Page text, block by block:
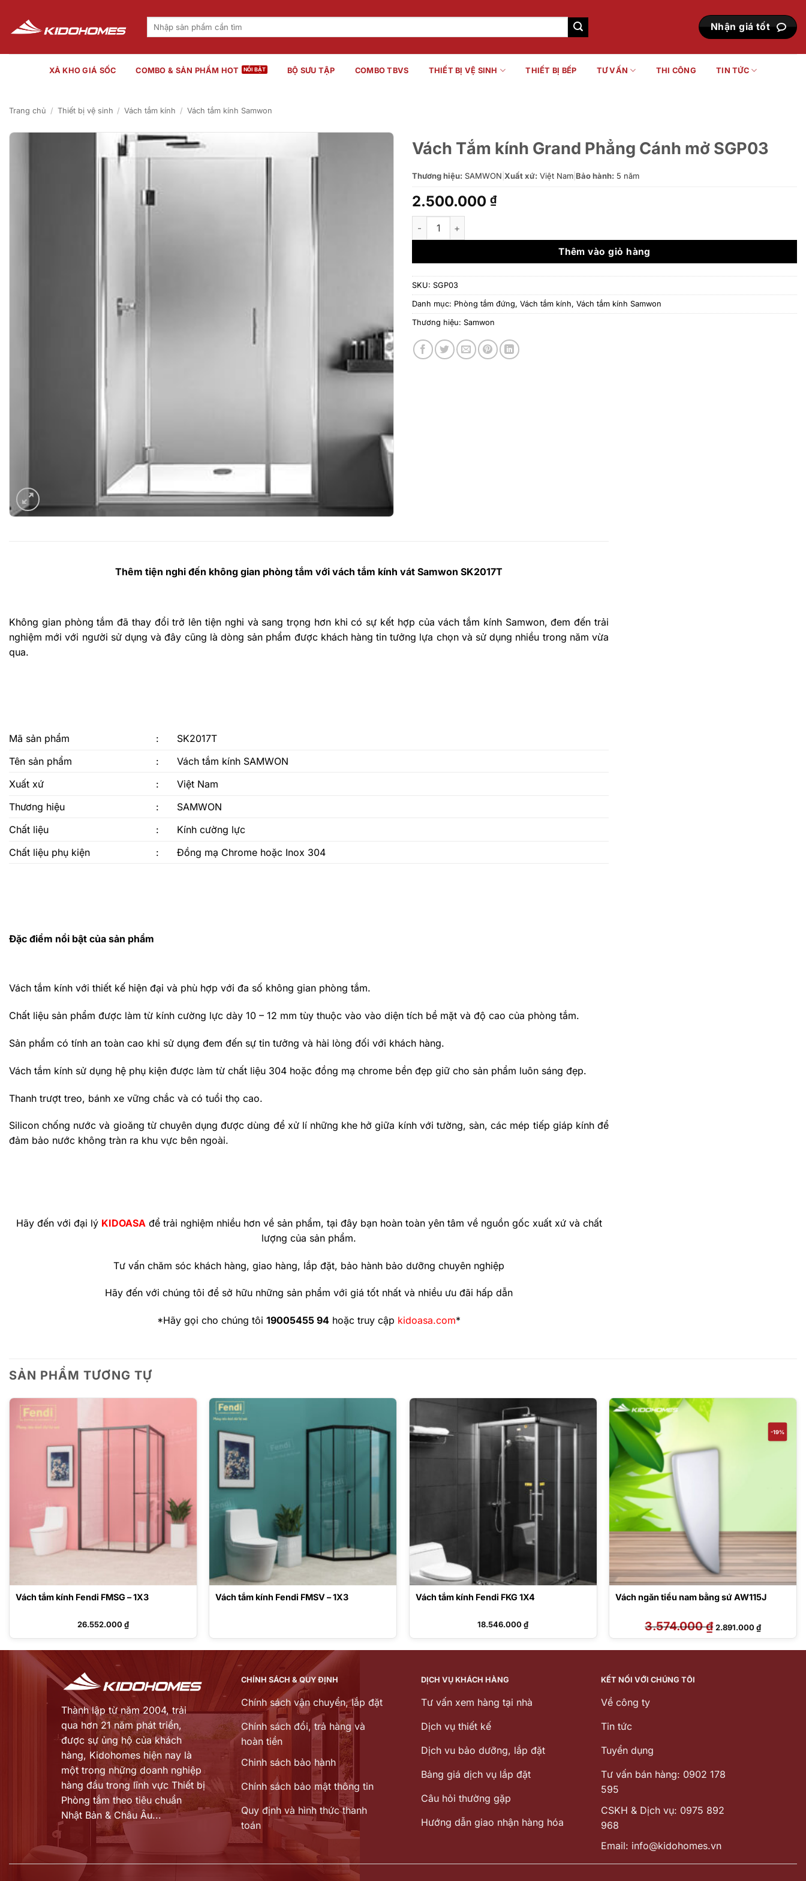
nội
dung
Tìm
Nhận giá tốt
XẢ KHO GIÁ SỐC COMBO & SẢN PHẨM HOT BỘ SƯU TẬP COMBO TBVS THIẾT BỊ VỆ SINH THIẾT BỊ BẾP TƯ VẤN THI CÔNG TIN TỨC
Trang chủ / Thiết bị vệ sinh / Vách tắm kính / Vách tắm kính Samwon
Vách Tắm kính Grand Phẳng Cánh mở SGP03
Thương hiệu: SAMWON Xuất xứ: Việt Nam Bảo hành: 5 năm
2.500.000 ₫
Vách Tắm kính Grand Phẳng Cánh mở SGP03 số lượng
Thêm vào giỏ hàng
SKU: SGP03
Danh mục: Phòng tắm đứng, Vách tắm kính, Vách tắm kính Samwon
Thương hiệu: Samwon
Thêm tiện nghi đến không gian phòng tắm với vách tắm kính vát Samwon SK2017T
Không gian phòng tắm đã thay đổi trở lên tiện nghi và sang trọng hơn khi có sự kết hợp của vách tắm kính Samwon, đem đến trải
nghiệm mới với người sử dụng và đây cũng là dòng sản phẩm được khách hàng tin tưởng lựa chọn và sử dụng nhiều trong năm vừa
qua.
Mã sản phẩm :
SK2017T
Tên sản phẩm
:
Vách tắm kính SAMWON
Xuất xứ
:
Việt Nam
Thương hiệu
:
SAMWON
Chất liệu
:
Kính cường lực
Chất liệu phụ kiện
: Đồng mạ Chrome hoặc Inox 304
Đặc điểm nổi bật của sản phẩm
Vách tắm kính với thiết kế hiện đại và phù hợp với đa số không gian phòng tắm.
Chất liệu sản phẩm được làm từ kính cường lực dày 10 – 12 mm tùy thuộc vào vào diện tích bề mặt và độ cao của phòng tắm.
Sản phẩm có tính an toàn cao khi sử dụng đem đến sự tin tưởng và hài lòng đối với khách hàng.
Vách tắm kính sử dụng hệ phụ kiện được làm từ chất liệu 304 hoặc đồng mạ chrome bền đẹp giữ cho sản phẩm luôn sáng đẹp.
Thanh trượt treo, bánh xe vững chắc và có tuổi thọ cao.
Silicon chống nước và gioăng từ chuyên dụng được dùng để xử lí những khe hở giữa kính với tường, sàn, các mép tiếp giáp kính để
đảm bảo nước không tràn ra khu vực bên ngoài.
Hãy đến với đại lý KIDOASA để trải nghiệm nhiều hơn về sản phẩm, tại đây bạn hoàn toàn yên tâm về nguồn gốc xuất xứ và chất
lượng của sản phẩm.
Tư vấn chăm sóc khách hàng, giao hàng, lắp đặt, bảo hành bảo dưỡng chuyên nghiệp
Hãy đến với chúng tôi để sở hữu những sản phẩm với giá tốt nhất và nhiều ưu đãi hấp dẫn
*Hãy gọi cho chúng tôi 19005455 94 hoặc truy cập kidoasa.com*
SẢN PHẨM TƯƠNG TỰ
Vách tắm kính Fendi FMSG – 1X3
26.552.000₫
Vách tắm kính Fendi FMSV – 1X3 Vách tắm kính Fendi FKG 1X4
18.546.000₫
-19%
Vách ngăn tiểu nam bằng sứ AW115J
3.574.000₫ Giá
gốc
là:
2.891.000₫Giá
hiện
tại
2.891.000
Thành lập từ năm 2004, trải
qua hơn 21 năm phát triển,
được sự ủng hộ của khách
hàng, Kidohomes hiện nay là
một trong những doanh nghiệp
hàng đầu trong lĩnh vực Thiết bị
Phòng tắm theo tiêu chuẩn
Nhật Bản & Châu Âu...
CHÍNH SÁCH & QUY ĐỊNH
Chính sách vận chuyển, lắp đặt
Chính sách đổi, trả hàng và
hoàn tiền
Chinh sách bảo hành
Chính sách bảo mật thông tin
Quy định và hình thức thanh
toán
DỊCH VỤ KHÁCH HÀNG
Tư vấn xem hàng tại nhà
Dịch vụ thiết kế
Dịch vu bảo dưỡng, lắp đặt
Bảng giá dịch vụ lắp đặt
Câu hỏi thường gặp
Hướng dẫn giao nhận hàng hóa
KẾT NỐI VỚI CHÚNG TÔI
Về công ty
Tin tức
Tuyển dụng
Tư vấn bán hàng: 0902 178
595
CSKH & Dịch vụ: 0975 892
968
Email: info@kidohomes.vn